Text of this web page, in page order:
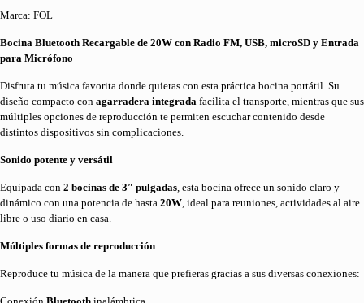
Marca: FOL
Bocina Bluetooth Recargable de 20W con Radio FM, USB, microSD y Entrada
para Micrófono
Disfruta tu música favorita donde quieras con esta práctica bocina portátil. Su
diseño compacto con agarradera integrada facilita el transporte, mientras que sus
múltiples opciones de reproducción te permiten escuchar contenido desde
distintos dispositivos sin complicaciones.
Sonido potente y versátil
Equipada con 2 bocinas de 3″ pulgadas, esta bocina ofrece un sonido claro y
dinámico con una potencia de hasta 20W, ideal para reuniones, actividades al aire
libre o uso diario en casa.
Múltiples formas de reproducción
Reproduce tu música de la manera que prefieras gracias a sus diversas conexiones: